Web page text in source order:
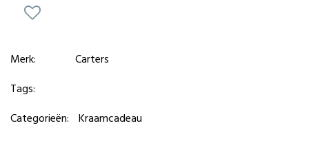
Merk:
Carters
Tags:
Categorieën: Kraamcadeau